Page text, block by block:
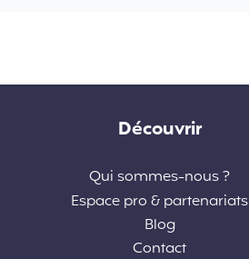
Découvrir
Qui sommes-nous ?
Espace pro & partenariats
Blog
Contact